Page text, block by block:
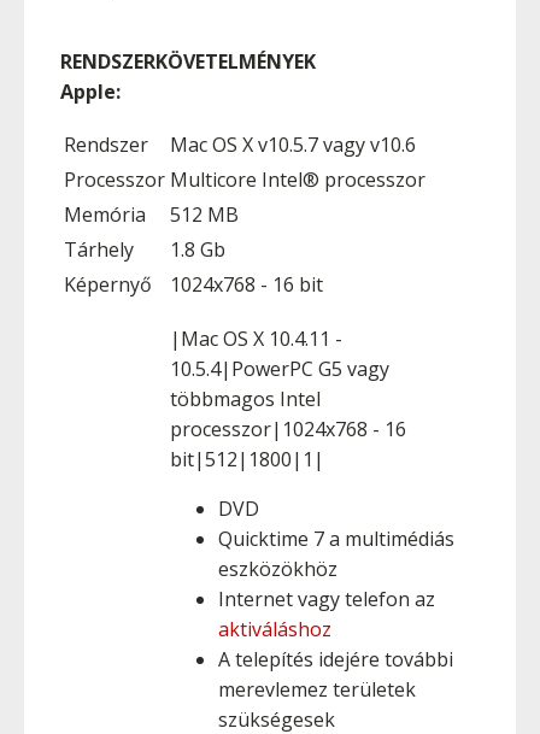
RENDSZERKÖVETELMÉNYEK
Apple:
Rendszer
Mac OS X v10.5.7 vagy v10.6
Processzor Multicore Intel® processzor
Memória
512 MB
Tárhely
1.8 Gb
Képernyő
1024x768 - 16 bit
|Mac OS X 10.4.11 -
10.5.4|PowerPC G5 vagy
többmagos Intel
processzor|1024x768 - 16
bit|512|1800|1|
DVD
Quicktime 7 a multimédiás
eszközökhöz
Internet vagy telefon az
aktiváláshoz
A telepítés idejére további
merevlemez területek
szükségesek